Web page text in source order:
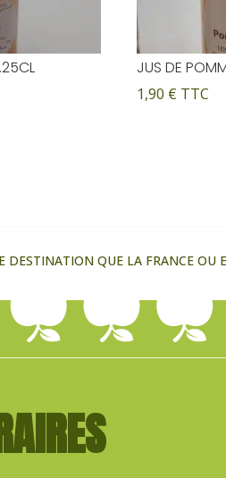
JUS DE
1,90 € TTC
DESTINATION QUE LA FRANCE OU